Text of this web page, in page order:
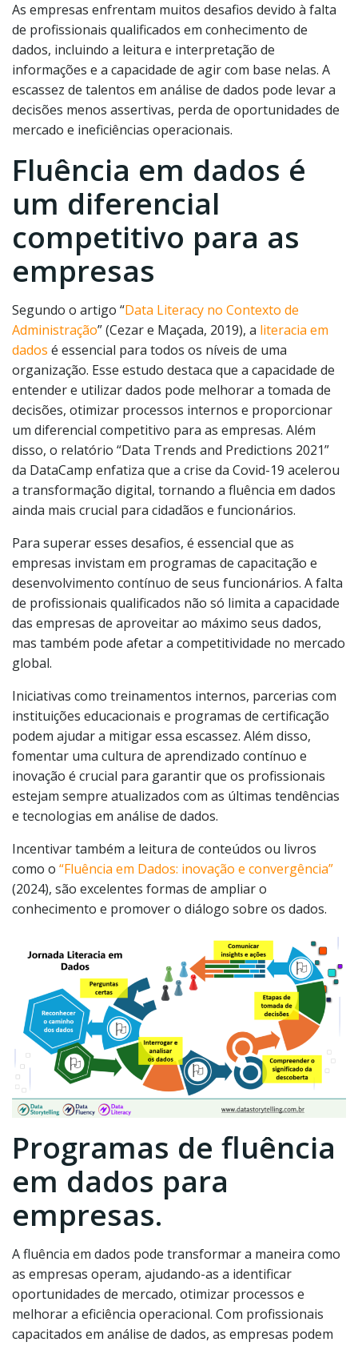
As empresas enfrentam muitos desafios devido à falta
de profissionais qualificados em conhecimento de
dados, incluindo a leitura e interpretação de
informações e a capacidade de agir com base nelas. A
escassez de talentos em análise de dados pode levar a
decisões menos assertivas, perda de oportunidades de
mercado e ineficiências operacionais.
Fluência em dados é
um diferencial
competitivo para as
empresas
Segundo o artigo “Data Literacy no Contexto de
Administração” (Cezar e Maçada, 2019), a literacia em
dados é essencial para todos os níveis de uma
organização. Esse estudo destaca que a capacidade de
entender e utilizar dados pode melhorar a tomada de
decisões, otimizar processos internos e proporcionar
um diferencial competitivo para as empresas. Além
disso, o relatório “Data Trends and Predictions 2021”
da DataCamp enfatiza que a crise da Covid-19 acelerou
a transformação digital, tornando a fluência em dados
ainda mais crucial para cidadãos e funcionários.
Para superar esses desafios, é essencial que as
empresas invistam em programas de capacitação e
desenvolvimento contínuo de seus funcionários. A falta
de profissionais qualificados não só limita a capacidade
das empresas de aproveitar ao máximo seus dados,
mas também pode afetar a competitividade no mercado
global.
Iniciativas como treinamentos internos, parcerias com
instituições educacionais e programas de certificação
podem ajudar a mitigar essa escassez. Além disso,
fomentar uma cultura de aprendizado contínuo e
inovação é crucial para garantir que os profissionais
estejam sempre atualizados com as últimas tendências
e tecnologias em análise de dados.
Incentivar também a leitura de conteúdos ou livros
como o “Fluência em Dados: inovação e convergência”
(2024), são excelentes formas de ampliar o
conhecimento e promover o diálogo sobre os dados.
Programas de fluência
em dados para
empresas.
A fluência em dados pode transformar a maneira como
as empresas operam, ajudando-as a identificar
oportunidades de mercado, otimizar processos e
melhorar a eficiência operacional. Com profissionais
capacitados em análise de dados, as empresas podem